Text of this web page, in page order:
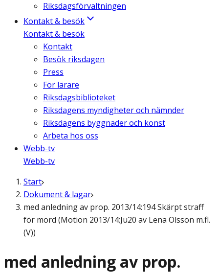
Riksdagsförvaltningen
Kontakt & besök
Kontakt & besök
Kontakt
Besök riksdagen
Press
För lärare
Riksdagsbiblioteket
Riksdagens myndigheter och nämnder
Riksdagens byggnader och konst
Arbeta hos oss
Webb-tv
Webb-tv
Start
Dokument & lagar
med anledning av prop. 2013/14:194 Skärpt straff
för mord (Motion 2013/14:Ju20 av Lena Olsson m.fl.
(V))
med anledning av prop.